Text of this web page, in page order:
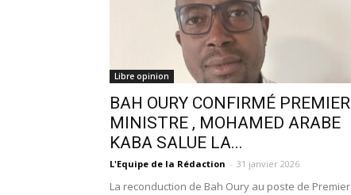
Libre opinion
BAH OURY CONFIRMÉ PREMIER
MINISTRE , MOHAMED ARABE
KABA SALUE LA...
L'Equipe de la Rédaction - 31 janvier 2026
La reconduction de Bah Oury au poste de Premier